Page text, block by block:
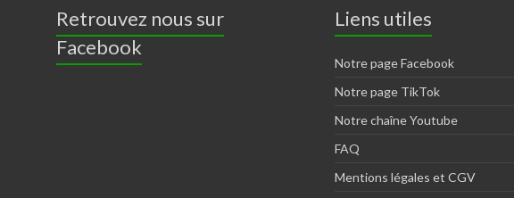
Retrouvez nous sur
Facebook
Liens utiles
Notre page Facebook
Notre page TikTok
Notre chaîne Youtube
FAQ
Mentions légales et CGV